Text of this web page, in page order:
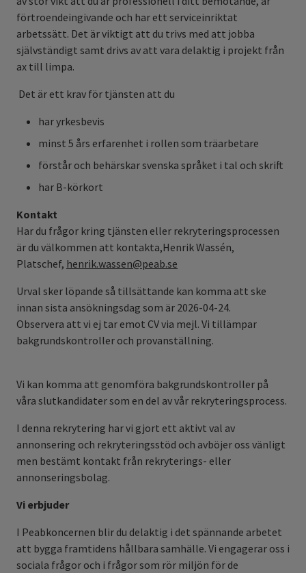
förtroendeingivande och har ett serviceinriktat
arbetssätt. Det är viktigt att du trivs med att jobba
självständigt samt drivs av att vara delaktig i projekt från
ax till limpa.
Det är ett krav för tjänsten att du
har yrkesbevis
minst 5 års erfarenhet i rollen som träarbetare
förstår och behärskar svenska språket i tal och skrift
har B-körkort
Kontakt
Har du frågor kring tjänsten eller rekryteringsprocessen
är du välkommen att kontakta,Henrik Wassén,
Platschef, henrik.wassen@peab.se
Urval sker löpande så tillsättande kan komma att ske
innan sista ansökningsdag som är 2026-04-24.
Observera att vi ej tar emot CV via mejl. Vi tillämpar
bakgrundskontroller och provanställning.
Vi kan komma att genomföra bakgrundskontroller på
våra slutkandidater som en del av vår rekryteringsprocess.
I denna rekrytering har vi gjort ett aktivt val av
annonsering och rekryteringsstöd och avböjer oss vänligt
men bestämt kontakt från rekryterings- eller
annonseringsbolag.
Vi erbjuder
I Peabkoncernen blir du delaktig i det spännande arbetet
att bygga framtidens hållbara samhälle. Vi engagerar oss i
sociala frågor och i frågor som rör miljön för de